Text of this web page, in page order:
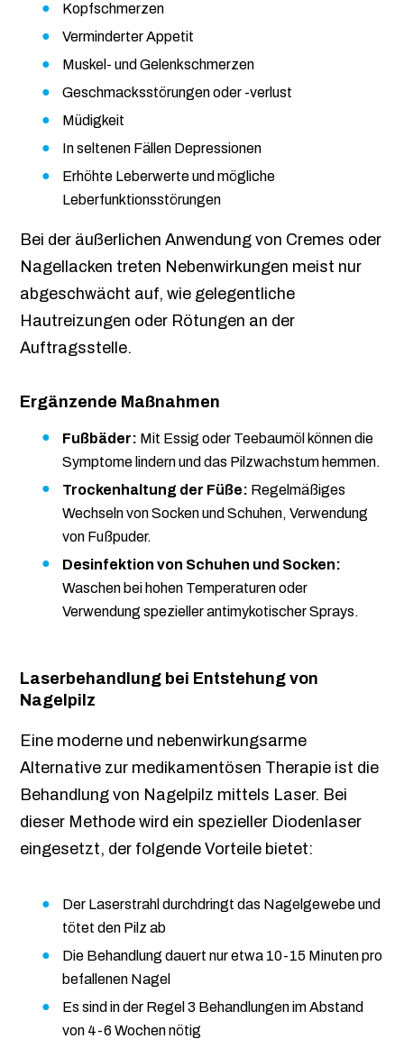
Kopfschmerzen
Verminderter Appetit
Muskel- und Gelenkschmerzen
Geschmacksstörungen oder -verlust
Müdigkeit
In seltenen Fällen Depressionen
Erhöhte Leberwerte und mögliche
Leberfunktionsstörungen
Bei der äußerlichen Anwendung von Cremes oder
Nagellacken treten Nebenwirkungen meist nur
abgeschwächt auf, wie gelegentliche
Hautreizungen oder Rötungen an der
Auftragsstelle.
Ergänzende Maßnahmen
Fußbäder: Mit Essig oder Teebaumöl können die
Symptome lindern und das Pilzwachstum hemmen.
Trockenhaltung der Füße: Regelmäßiges
Wechseln von Socken und Schuhen, Verwendung
von Fußpuder.
Desinfektion von Schuhen und Socken:
Waschen bei hohen Temperaturen oder
Verwendung spezieller antimykotischer Sprays.
Laserbehandlung bei Entstehung von
Nagelpilz
Eine moderne und nebenwirkungsarme
Alternative zur medikamentösen Therapie ist die
Behandlung von Nagelpilz mittels Laser. Bei
dieser Methode wird ein spezieller Diodenlaser
eingesetzt, der folgende Vorteile bietet:
Der Laserstrahl durchdringt das Nagelgewebe und
tötet den Pilz ab
Die Behandlung dauert nur etwa 10-15 Minuten pro
befallenen Nagel
Es sind in der Regel 3 Behandlungen im Abstand
von 4-6 Wochen nötig